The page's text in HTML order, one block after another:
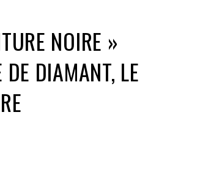
NOIRE »
DIAMANT, LE